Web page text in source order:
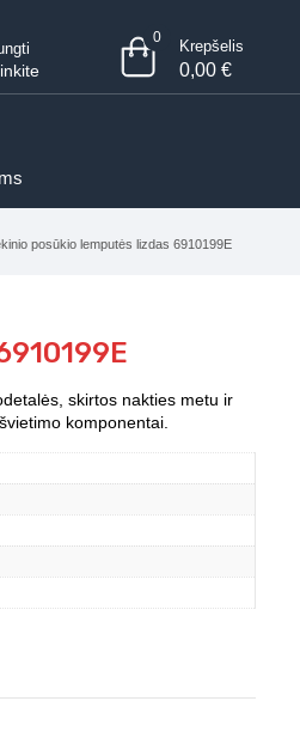
0 Krepšelis
0,00 €
posūkio lemputės lizdas 6910199E
skirtos nakties metu ir
komponentai.